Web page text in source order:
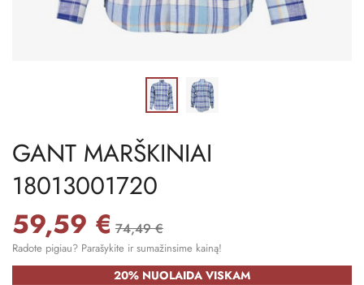
GANT MARŠKINIAI
18013001720
59,59 € 74,49 €
Radote pigiau? Parašykite ir sumažinsime kainą!
20% NUOLAIDA VISKAM